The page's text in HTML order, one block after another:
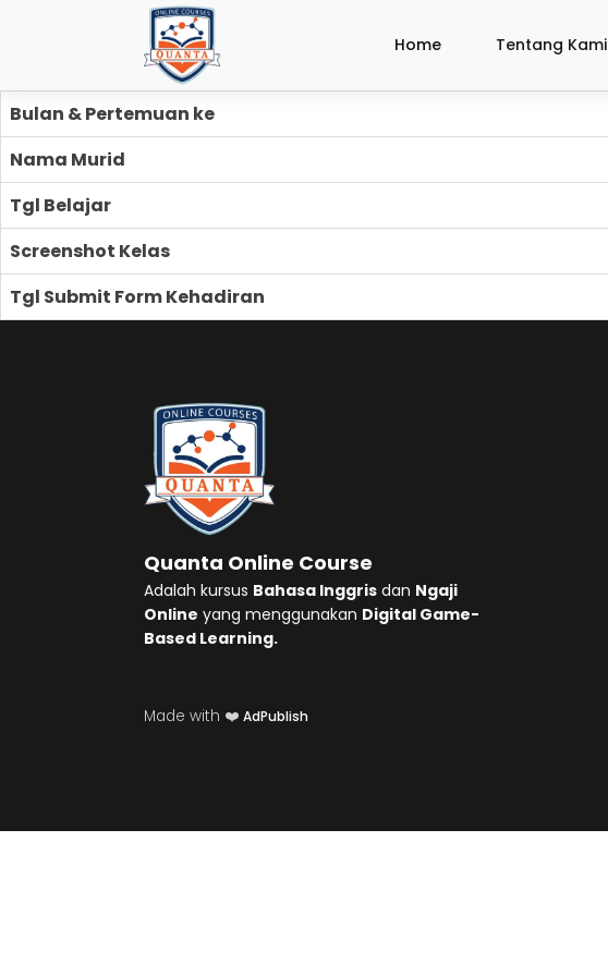
Home Tentang Kami
Bulan & Pertemuan ke
Nama Murid
Tgl Belajar
Screenshot Kelas
Tgl Submit Form Kehadiran
Quanta Online Course
Adalah kursus Bahasa Inggris dan Ngaji
Online yang menggunakan Digital Game-
Based Learning.
Made with ❤️ AdPublish